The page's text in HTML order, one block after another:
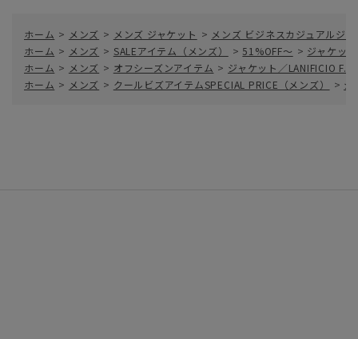
ホーム > メンズ > メンズ ジャケット > メンズ ビジネスカジュアルジ
ホーム > メンズ > SALEアイテム（メンズ） > 51%OFF～ > ジャケッ
ホーム > メンズ > オフシーズンアイテム > ジャケット／LANIFICIO
ホーム > メンズ > クールビズアイテムSPECIAL PRICE（メンズ） > ジ